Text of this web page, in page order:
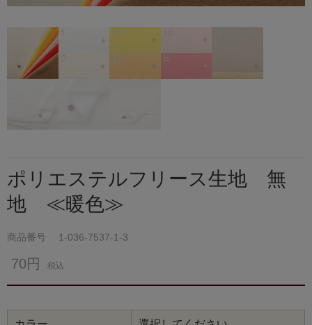
ポリエステルフリース生地 無
地 ≪暖色≫
商品番号 1-036-7537-1-3
70円 税込